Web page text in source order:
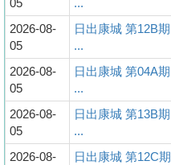
05
...
2026-08-
05
日出康城 第12B期
...
2026-08-
05
日出康城 第04A期
...
2026-08-
05
日出康城 第13B期
...
2026-08-
日出康城 第12C期